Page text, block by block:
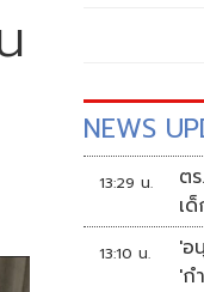
NEWS
13:29 น.
ต
เ
นร.
13:10 น.
'อ
'ก